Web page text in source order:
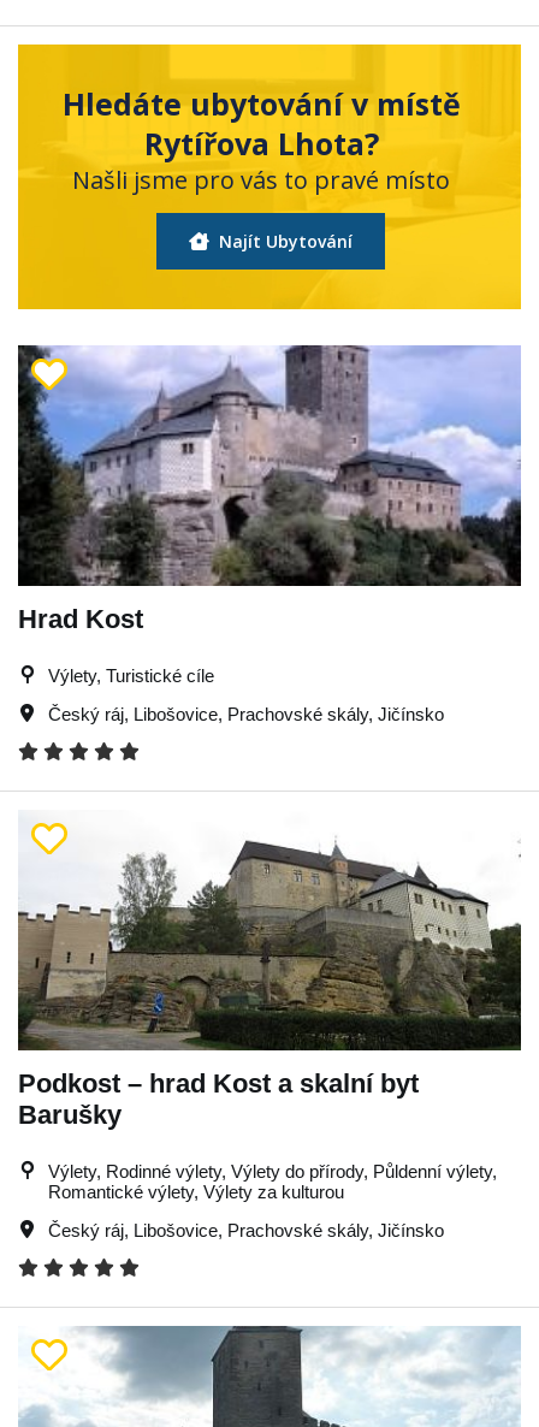
Hledáte ubytování v místě
Rytířova Lhota?
Našli jsme pro vás to pravé místo
Najít Ubytování
Hrad Kost
Výlety, Turistické cíle
Český ráj, Libošovice, Prachovské skály, Jičínsko
Podkost – hrad Kost a skalní byt
Barušky
Výlety, Rodinné výlety, Výlety do přírody, Půldenní výlety,
Romantické výlety, Výlety za kulturou
Český ráj, Libošovice, Prachovské skály, Jičínsko